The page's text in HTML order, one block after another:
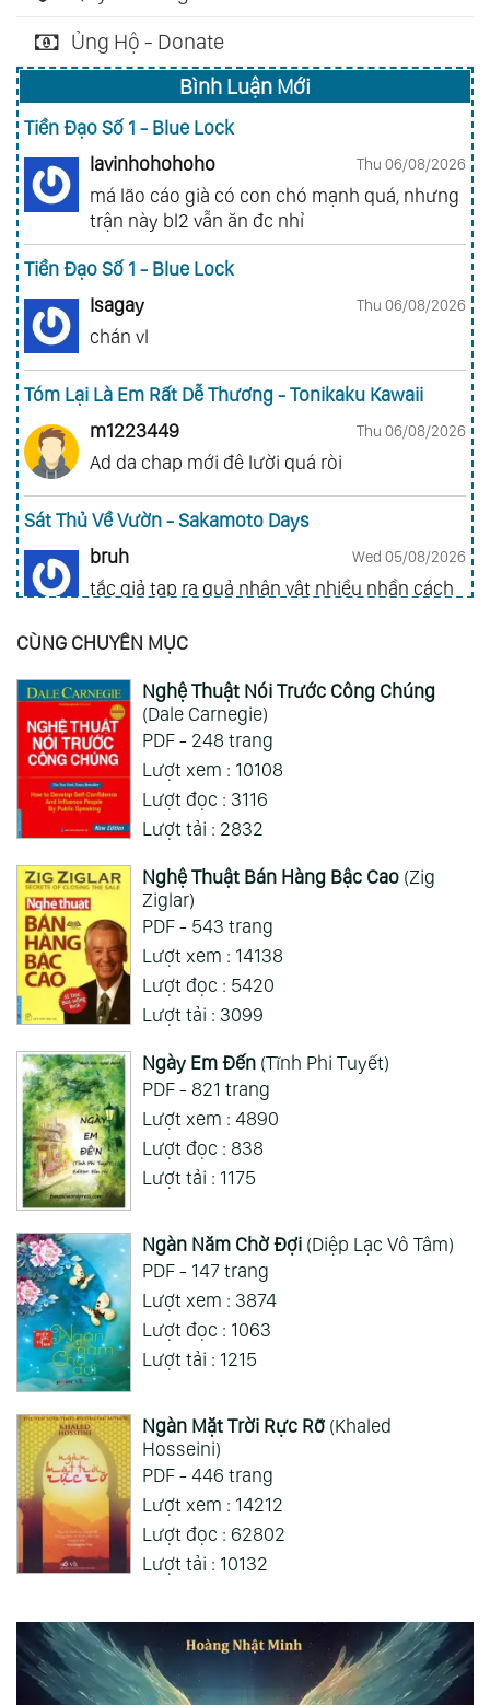
Ủng Hộ - Donate
Bình Luận Mới
Tiền Đạo Số 1 - Blue Lock
lavinhohohoho
Thu 06/08/2026
má lão cáo già có con chó mạnh quá, nhưng
trận này bl2 vẫn ăn đc nhỉ
Tiền Đạo Số 1 - Blue Lock
Isagay
Thu 06/08/2026
chán vl
Tóm Lại Là Em Rất Dễ Thương - Tonikaku Kawaii
m1223449
Thu 06/08/2026
Ad da chap mới đê lười quá ròi
Sát Thủ Về Vườn - Sakamoto Days
bruh
Wed 05/08/2026
tắc giả tạp ra quả nhân vật nhiều nhần cách
Gia Đình Điệp Viên - Spy X Family
ai hỏi 123
Wed 05/08/2026
Mong 1 ngày shop ra 2 chap
Xem Thêm
CÙNG CHUYÊN MỤC
Nghệ Thuật Nói Trước Công Chúng
(Dale Carnegie)
PDF - 248 trang
Lượt xem : 10108
Lượt đọc : 3116
Lượt tải : 2832
Nghệ Thuật Bán Hàng Bậc Cao(Zig
Ziglar)
PDF - 543 trang
Lượt xem : 14138
Lượt đọc : 5420
Lượt tải : 3099
Ngày Em Đến(Tĩnh Phi Tuyết)
PDF - 821 trang
Lượt xem : 4890
Lượt đọc : 838
Lượt tải : 1175
Ngàn Năm Chờ Đợi(Diệp Lạc Vô Tâm)
PDF - 147 trang
Lượt xem : 3874
Lượt đọc : 1063
Lượt tải : 1215
Ngàn Mặt Trời Rực Rỡ(Khaled
Hosseini)
PDF - 446 trang
Lượt xem : 14212
Lượt đọc : 62802
Lượt tải : 10132